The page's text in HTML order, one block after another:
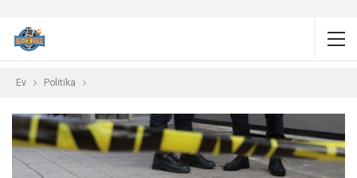
Ev Politika